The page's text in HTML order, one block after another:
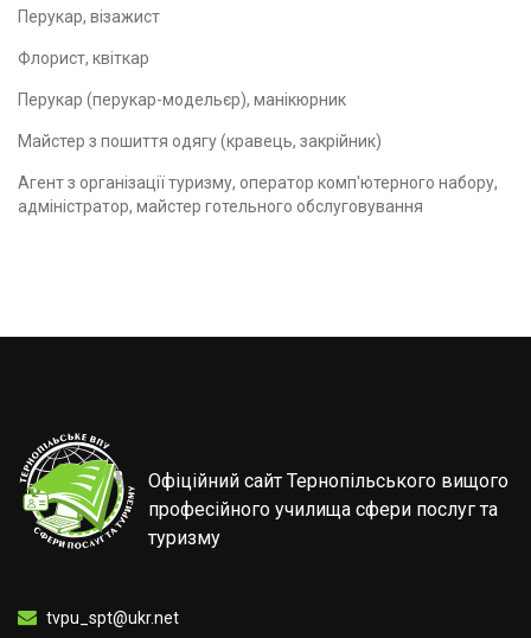
Перукар, візажист
Флорист, квіткар
Перукар (перукар-модельєр), манікюрник
Майстер з пошиття одягу (кравець, закрійник)
Агент з організації туризму, оператор комп'ютерного набору,
адміністратор, майстер готельного обслуговування
Офіційний сайт Тернопільського вищого
професійного училища сфери послуг та
туризму
tvpu_spt@ukr.net